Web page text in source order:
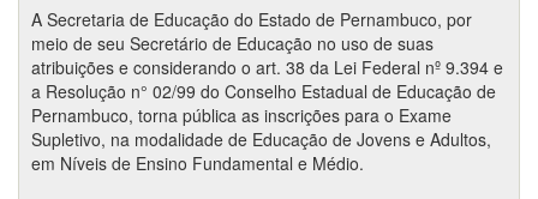
A Secretaria de Educação do Estado de Pernambuco, por
meio de seu Secretário de Educação no uso de suas
atribuições e considerando o art. 38 da Lei Federal nº 9.394 e
a Resolução n° 02/99 do Conselho Estadual de Educação de
Pernambuco, torna pública as inscrições para o Exame
Supletivo, na modalidade de Educação de Jovens e Adultos,
em Níveis de Ensino Fundamental e Médio.